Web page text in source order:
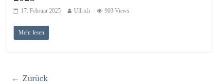
17. Februar 2025 Ullrich 903 Views
Mehr lesen
← Zurück